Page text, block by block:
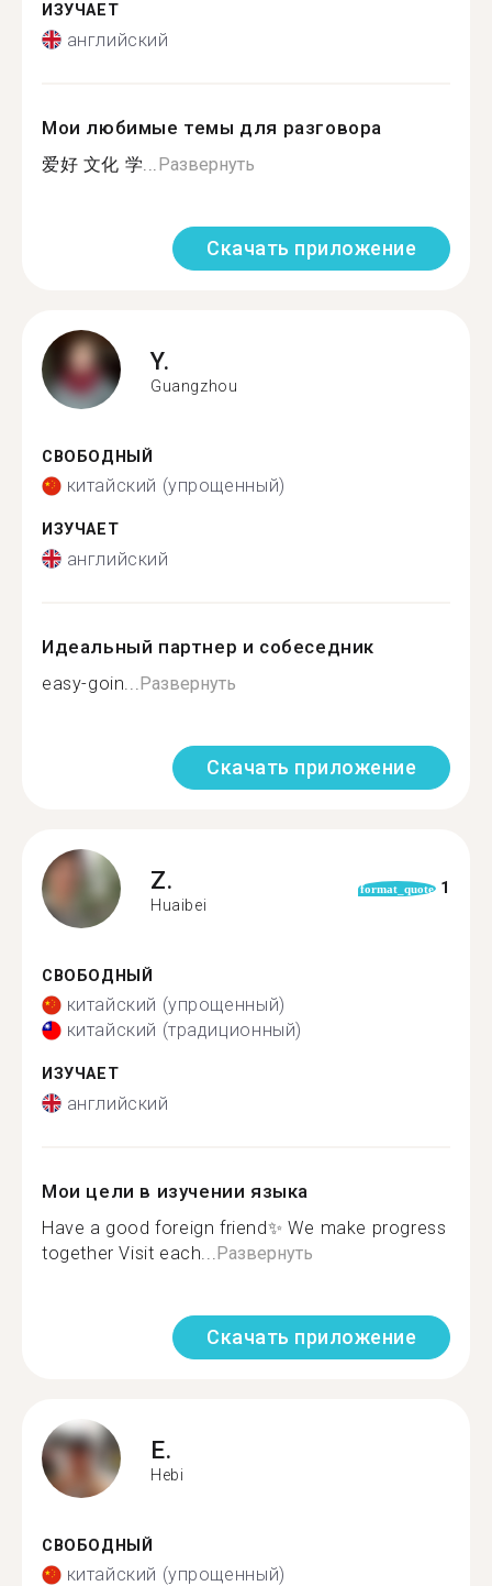
ИЗУЧАЕТ
английский
Мои любимые темы для разговора
爱好 文化 学... Развернуть
Скачать приложение
Y.
Guangzhou
СВОБОДНЫЙ
китайский (упрощенный)
ИЗУЧАЕТ
английский
Идеальный партнер и собеседник
easy-goin... Развернуть
Скачать приложение
Z.
Huaibei
format_quote 1
СВОБОДНЫЙ
китайский (упрощенный)
китайский (традиционный)
ИЗУЧАЕТ
английский
Мои цели в изучении языка
Have a good foreign friend✨ We make progress
together Visit each... Развернуть
Скачать приложение
E.
Hebi
СВОБОДНЫЙ
китайский (упрощенный)